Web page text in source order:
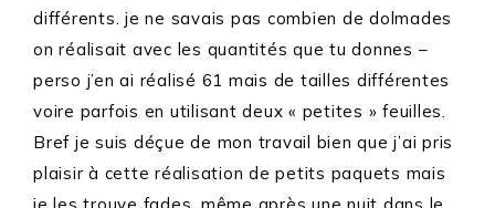
différents. je ne savais pas combien de dolmades
on réalisait avec les quantités que tu donnes –
perso j’en ai réalisé 61 mais de tailles différentes
voire parfois en utilisant deux « petites » feuilles.
Bref je suis déçue de mon travail bien que j’ai pris
plaisir à cette réalisation de petits paquets mais